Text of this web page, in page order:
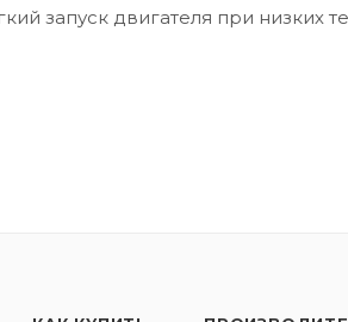
запуск двигателя при низких
потерь от испарения в сравнении